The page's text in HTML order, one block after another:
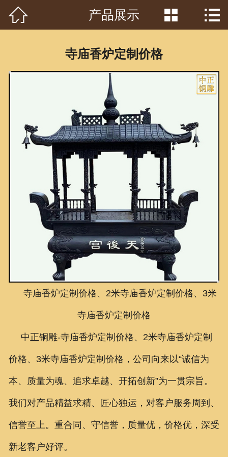
首页
客户见证
常识问答
新闻资讯
荣誉资质
泥塑鉴赏
联系我们
 产品展示  
寺庙香炉定制价格
寺庙香炉定制价格、2米寺庙香炉定制价格、3米
寺庙香炉定制价格
中正铜雕-寺庙香炉定制价格、2米寺庙香炉定制
价格、3米寺庙香炉定制价格 ，公司向来以“诚信为
本、质量为魂、追求卓越、开拓创新”为一贯宗旨。
我们对产品精益求精、匠心独运，对客户服务周到、
信誉至上。重合同、守信誉，质量优，价格优，深受
新老客户好评。